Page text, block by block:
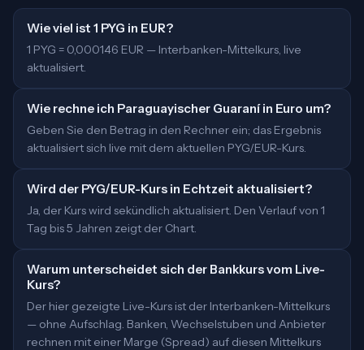
Wie viel ist 1 PYG in EUR?
1 PYG = 0,000146 EUR — Interbanken-Mittelkurs, live
aktualisiert.
Wie rechne ich Paraguayischer Guaraní in Euro um?
Geben Sie den Betrag in den Rechner ein; das Ergebnis
aktualisiert sich live mit dem aktuellen PYG/EUR-Kurs.
Wird der PYG/EUR-Kurs in Echtzeit aktualisiert?
Ja, der Kurs wird sekündlich aktualisiert. Den Verlauf von 1
Tag bis 5 Jahren zeigt der Chart.
Warum unterscheidet sich der Bankkurs vom Live-
Kurs?
Der hier gezeigte Live-Kurs ist der Interbanken-Mittelkurs
— ohne Aufschlag. Banken, Wechselstuben und Anbieter
rechnen mit einer Marge (Spread) auf diesen Mittelkurs